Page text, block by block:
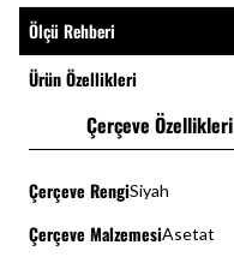
Ölçü Rehberi
Ürün Özellikleri
Çerçeve Özellikleri
Çerçeve RengiSiyah
Çerçeve MalzemesiAsetat